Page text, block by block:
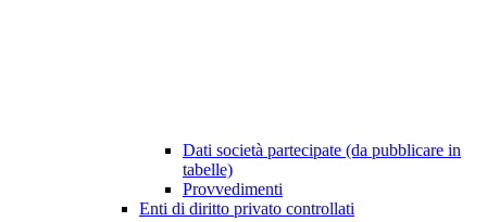
Dati società partecipate (da pubblicare in
tabelle)
Provvedimenti
Enti di diritto privato controllati